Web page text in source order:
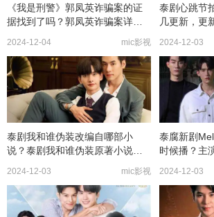
《我是刑警》郭凤英诈骗案的证
据找到了吗？郭凤英诈骗案详细
2024-12-04 mic影视
泰剧心跳节
几更新，更
2024-12-03
泰剧我和谁伪装改编自哪部小
说？泰剧我和谁伪装原著小说剧
2024-12-03 mic影视
泰腐新剧
时候播？主
2024-12-03